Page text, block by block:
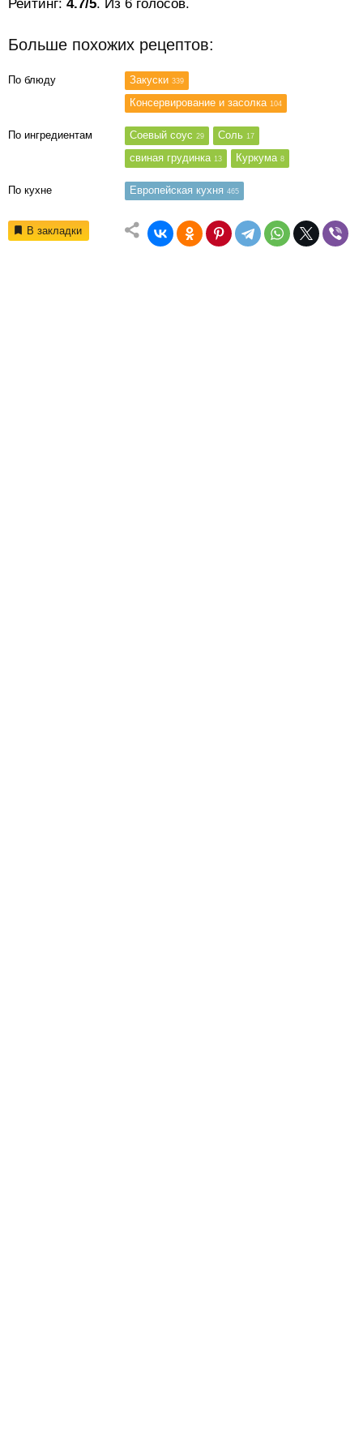
Рейтинг: 4.7/5. Из 6 голосов.
Больше похожих рецептов:
По блюду Закуски 339
Консервирование и засолка 104
По ингредиентам Соевый соус 29 Соль 17
свиная грудинка 13 Куркума 8
По кухне Европейская кухня 465
В закладки